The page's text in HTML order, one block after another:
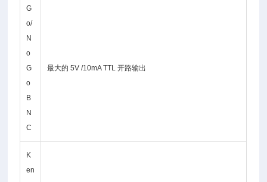
G
o/
N
o
G
o
B
N
C
最大的 5V /10mA TTL 开路输出
K
en